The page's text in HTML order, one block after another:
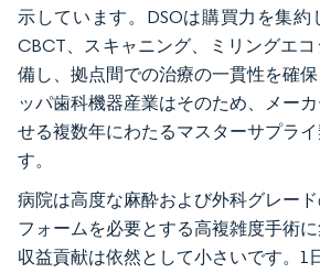
示しています。DSOは購買力を集約
CBCT、スキャニング、ミリングエ
備し、拠点間での治療の一貫性を確
ッパ歯科機器産業はそのため、メー
せる複数年にわたるマスターサプラ
す。
病院は高度な麻酔および外科グレー
フォームを必要とする高複雑度手術に
収益貢献は依然として小さいです。1